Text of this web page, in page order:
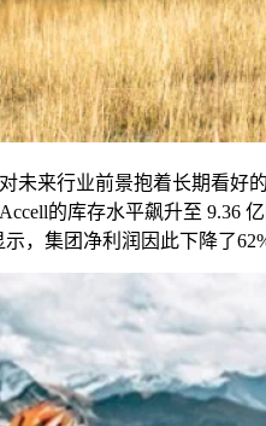
未来行业前景抱着长期看好
Accell的库存水平飙升至 9.36
示，集团净利润因此下降了